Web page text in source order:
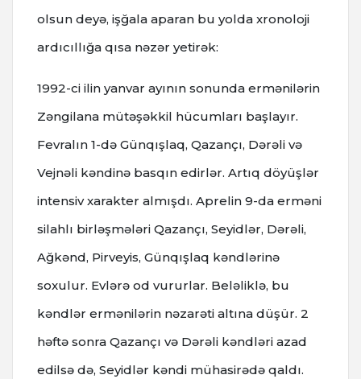
olsun deyə, işğala aparan bu yolda xronoloji
ardıcıllığa qısa nəzər yetirək:
1992-ci ilin yanvar ayının sonunda ermənilərin
Zəngilana mütəşəkkil hücumları başlayır.
Fevralın 1-də Günqışlaq, Qazançı, Dərəli və
Vejnəli kəndinə basqın edirlər. Artıq döyüşlər
intensiv xarakter almışdı. Aprelin 9-da erməni
silahlı birləşmələri Qazançı, Seyidlər, Dərəli,
Ağkənd, Pirveyis, Günqışlaq kəndlərinə
soxulur. Evlərə od vururlar. Beləliklə, bu
kəndlər ermənilərin nəzarəti altına düşür. 2
həftə sonra Qazançı və Dərəli kəndləri azad
edilsə də, Seyidlər kəndi mühasirədə qaldı.